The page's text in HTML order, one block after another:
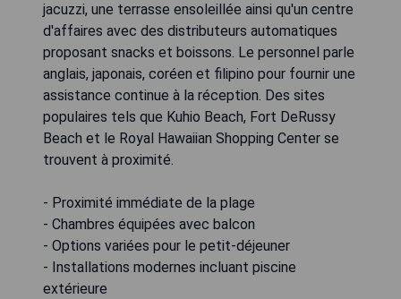
jacuzzi, une terrasse ensoleillée ainsi qu'un centre
d'affaires avec des distributeurs automatiques
proposant snacks et boissons. Le personnel parle
anglais, japonais, coréen et filipino pour fournir une
assistance continue à la réception. Des sites
populaires tels que Kuhio Beach, Fort DeRussy
Beach et le Royal Hawaiian Shopping Center se
trouvent à proximité.
- Proximité immédiate de la plage
- Chambres équipées avec balcon
- Options variées pour le petit-déjeuner
- Installations modernes incluant piscine
extérieure